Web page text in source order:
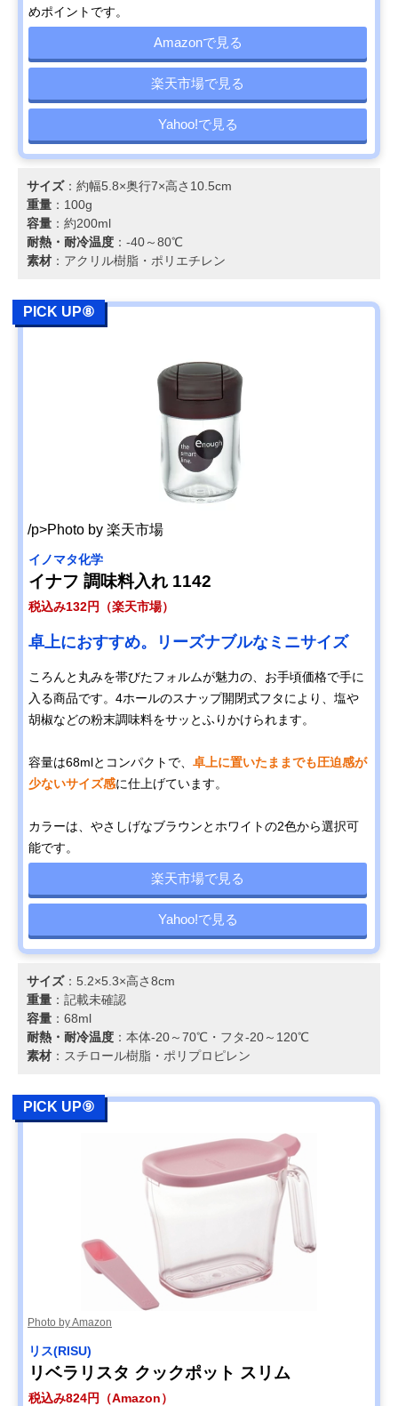
めポイントです。
Amazonで見る
楽天市場で見る
Yahoo!で見る
サイズ：約幅5.8×奥行7×高さ10.5cm
重量 ：100g
容量 ：約200ml
耐熱・耐冷温度 ：-40～80℃
素材 ：アクリル樹脂・ポリエチレン
PICK UP⑧
/p>Photo by 楽天市場
イノマタ化学
イナフ 調味料入れ 1142
税込み132円（楽天市場）
卓上におすすめ。リーズナブルなミニサイズ
ころんと丸みを帯びたフォルムが魅力の、お手頃価格で手に
入る商品です。4ホールのスナップ開閉式フタにより、塩や
胡椒などの粉末調味料をサッとふりかけられます。
容量は68mlとコンパクトで、 卓上に置いたままでも圧迫感が
少ないサイズ感に仕上げています。
カラーは、やさしげなブラウンとホワイトの2色から選択可
能です。
楽天市場で見る
Yahoo!で見る
サイズ：5.2×5.3×高さ8cm
重量 ：記載未確認
容量 ：68ml
耐熱・耐冷温度 ：本体-20～70℃・フタ-20～120℃
素材 ：スチロール樹脂・ポリプロピレン
PICK UP⑨
Photo by Amazon
リス(RISU)
リベラリスタ クックポット スリム
税込み824円（Amazon）